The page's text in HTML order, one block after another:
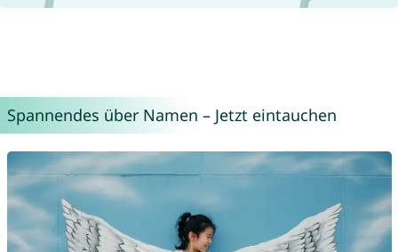
Spannendes über Namen – Jetzt eintauchen